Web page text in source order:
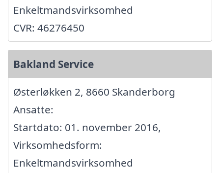
Enkeltmandsvirksomhed
CVR: 46276450
Bakland Service
Østerløkken 2, 8660 Skanderborg
Ansatte:
Startdato: 01. november 2016,
Virksomhedsform:
Enkeltmandsvirksomhed